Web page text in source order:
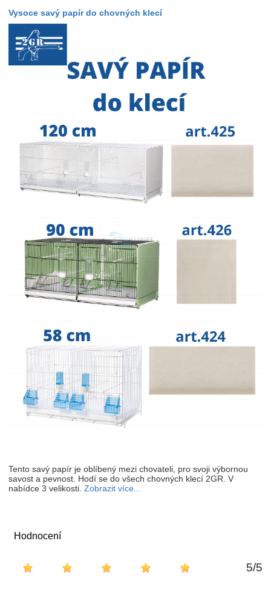
Vysoce savý papír do chovných klecí
Tento savý papír je oblíbený mezi chovateli, pro svoji výbornou
savost a pevnost. Hodí se do všech chovných klecí 2GR. V
nabídce 3 velikosti. Zobrazit více...
Hodnocení
5/5